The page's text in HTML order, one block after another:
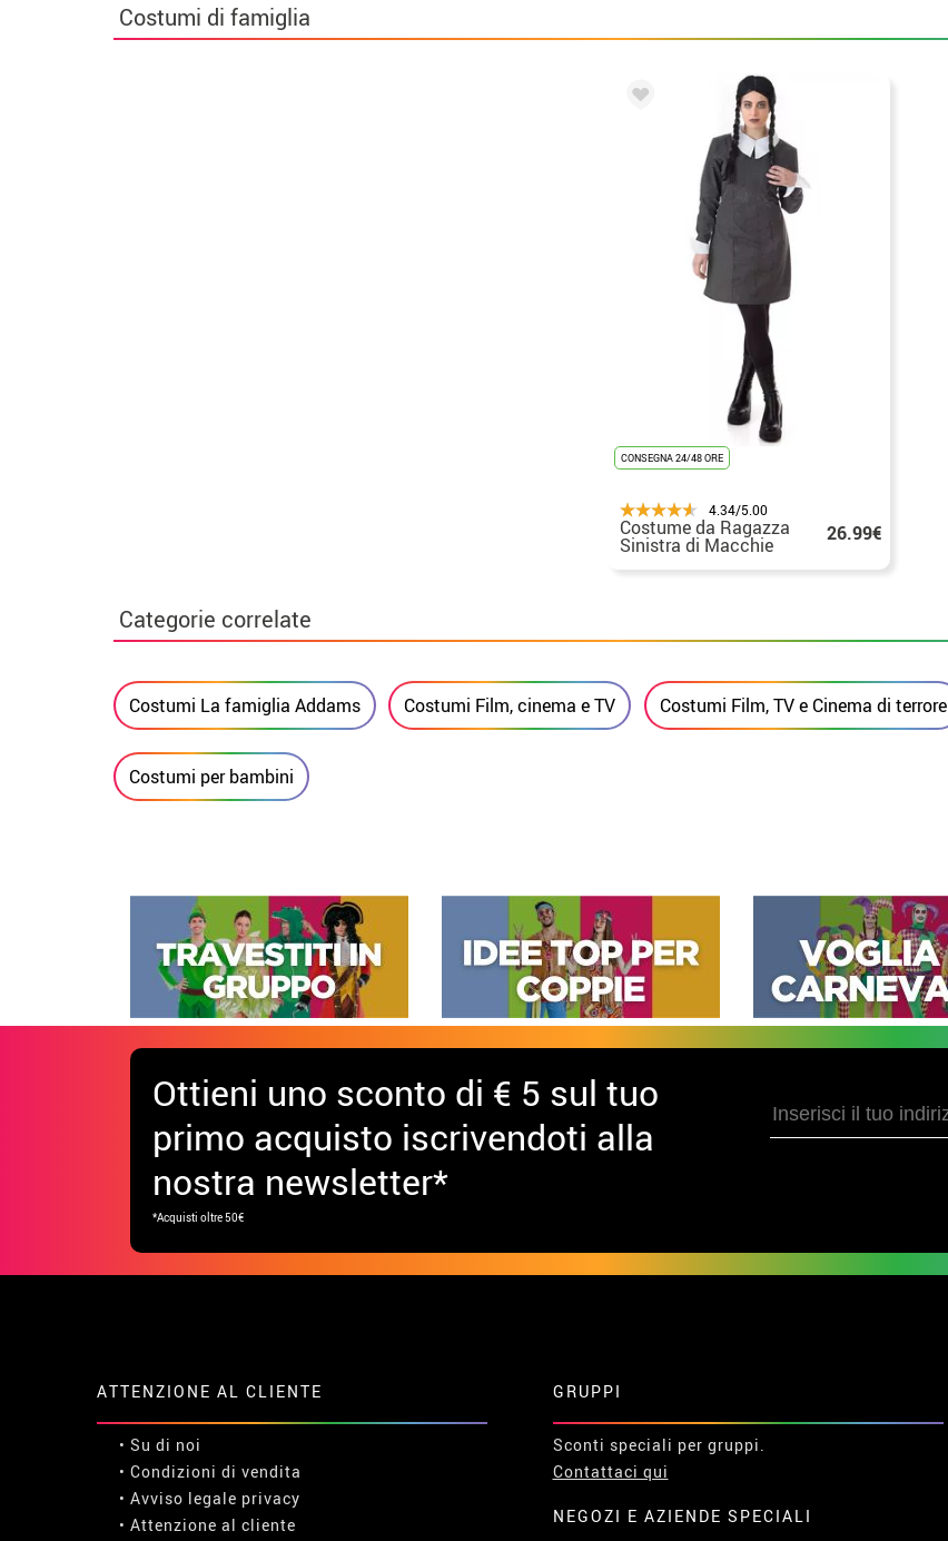
Costumi di famiglia
CONSEGNA 24/48 ORE
4.34/5.00
Costume da Ragazza
Sinistra di Macchie 26.99€
Categorie correlate
Costumi La famiglia Addams Costumi Film, cinema e TV Costumi Film, TV e Cinema di terrore
Costumi per bambini
Ottieni uno sconto di € 5 sul tuo
primo acquisto iscrivendoti alla
nostra newsletter*
*Acquisti oltre 50€
ATTENZIONE AL CLIENTE
• Su di noi
• Condizioni di vendita
• Avviso legale privacy
• Attenzione al cliente
GRUPPI
Sconti speciali per gruppi.
Contattaci qui
NEGOZI E AZIENDE SPECIALI